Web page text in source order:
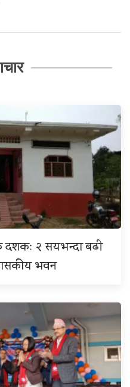
दशकः २ सयभन्दा बढी
भवन